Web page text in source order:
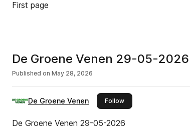
First page
De Groene Venen 29-05-2026
Published on May 28, 2026
De Groene Venen Followthis publisher
De Groene Venen 29-05-2026